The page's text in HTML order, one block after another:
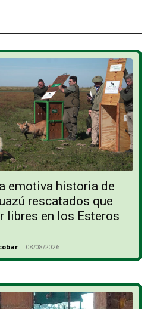
emotiva historia de
rescatados que
libres en los Esteros
- 08/08/2026